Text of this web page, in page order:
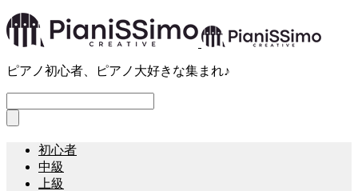
ピアノ初心者、ピアノ大好きな集まれ♪
初心者
中級
上級